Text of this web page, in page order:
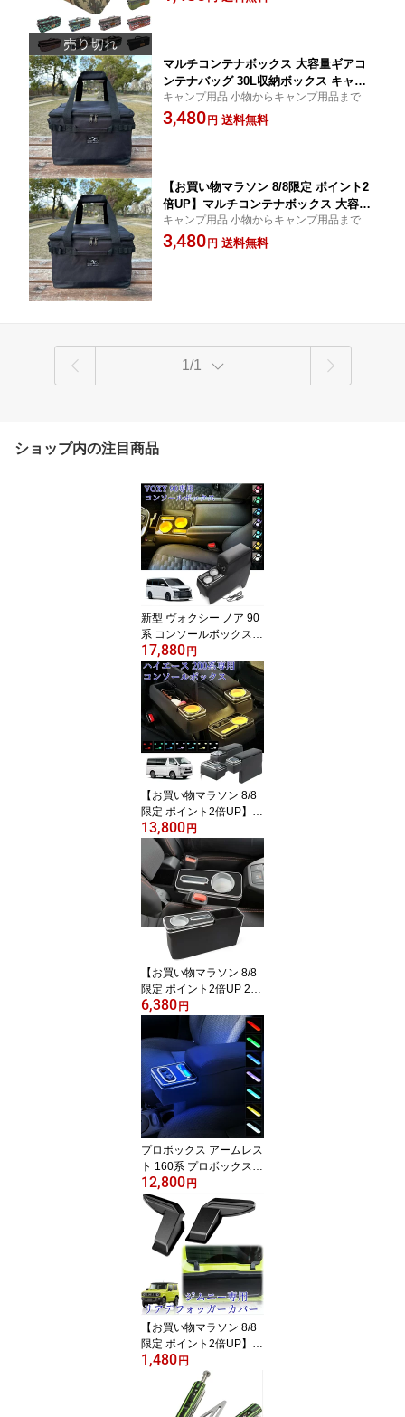
事にも活用できる お買い物マラソン
マルチコンテナボックス 大容量ギアコ
ンテナバッグ 30L収納ボックス キャン
プ キャンプ アウトドア campstyle キャ
ンプスタイル 送料無料 e2
キャンプ用品 小物からキャンプ用品まで一
括収納できる大容量ギアボックス
3,480 円 送料無料
【お買い物マラソン 8/8限定 ポイント2
倍UP】マルチコンテナボックス 大容量
ギアコンテナバッグ 30L収納ボックス
キャンプ キャンプ アウトドア campsty
キャンプ用品 小物からキャンプ用品まで一
括収納できる大容量ギアボックス
3,480 円 送料無料
1/1
ショップ内の注目商品
新型 ヴォクシー ノア 90
系 コンソールボックス
アームレストコンソール
ハイブリッド車 トヨタ T
OYOTA コンソール アー
ムレスト アクセサリー V
OXY NOAH ヴォクシー9
0系 ノア90系 ドリンクホ
ルダー ヴォクシー e2
17,880 円
【お買い物マラソン 8/8
限定 ポイント2倍UP】ハ
イエース コンソールボッ
クス レジアスエース ア
ームレスト 200系 LED 3
点セット ハイエース ド
リンクホルダー HIACE
肘置き H200系 ワイド 標
準 1型~7型 GL・スーパ
ーGL （2004.8～現行）
13,800 円
【お買い物マラソン 8/8
限定 ポイント2倍UP 2
9%オフ】タフト アーム
レスト タフト コンソー
ルボックス TAFT 小物入
れ収納ボックス 車内収納
肘置き 車種専用 内装パ
ーツ カー用品 肘掛け 20
20年6月～ LA900S LA91
0S e1
6,380 円
プロボックス アームレス
ト 160系 プロボックス
サクシード コンソールボ
ックス センターコンソー
ル 肘置き e2
12,800 円
【お買い物マラソン 8/8
限定 ポイント2倍UP】ジ
ムニー専用 リアデフォッ
ガーカバー JB64 JB74
専用設計 内装 カスタム
パーツ アクセサリー 簡
1,480 円